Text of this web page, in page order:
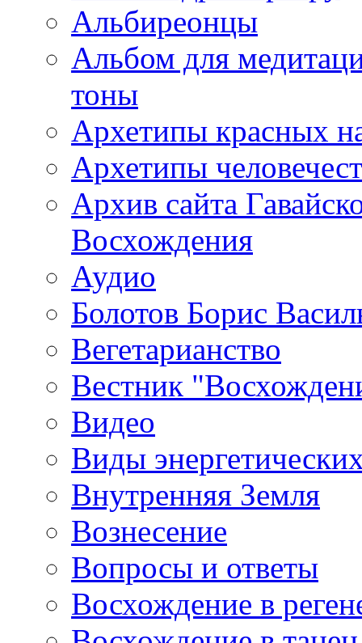
Альбиреонцы
Альбом для
тоны
Архетипы красных
Архетипы
Архив сайта
Восхождения
Аудио
Болотов Борис
Вегетарианство
Вестник
Видео
Виды
Внутренняя Земля
Вознесение
Вопросы и ответы
Восхождение в